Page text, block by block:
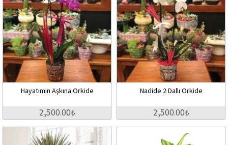
Hayatımın Aşkına Orkide
2,500.00₺
Nadide 2 Dallı Orkide
2,500.00₺